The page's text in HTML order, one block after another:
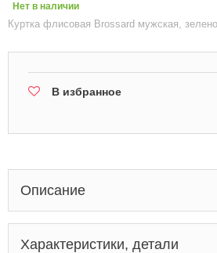
Нет в наличии
Куртка флисовая Brossard мужская,
В избранное
Описание
Характеристики, детали